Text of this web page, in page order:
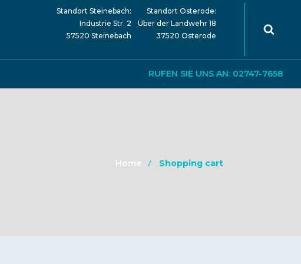
RUFEN SIE UNS AN: 02747-7658
Standort Steinebach:
Industrie Str. 2
57520 Steinebach
Standort Osterode:
Über der Landwehr 18
37520 Osterode
Home Shopping cart